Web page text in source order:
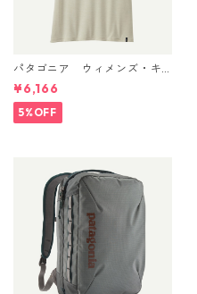
パタゴニア ウィメンズ・キ
ャプリーン・クール・デイリ
ー・シャツ Dyno White 4522
6
¥6,166
5%OFF